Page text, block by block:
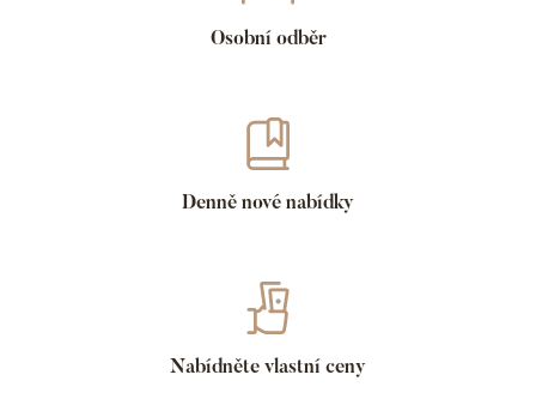
Osobní odběr
Denně nové nabídky
Nabídněte vlastní ceny